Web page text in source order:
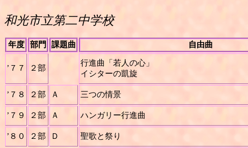
和光市立第二中学校
年度 部門 課題曲 自由曲
’７７ ２部
行進曲「若人の心」
イシターの凱旋
’７８ ２部 Ａ 三つの情景
’７９ ２部 Ａ ハンガリー行進曲
’８０ ２部 Ｄ 聖歌と祭り